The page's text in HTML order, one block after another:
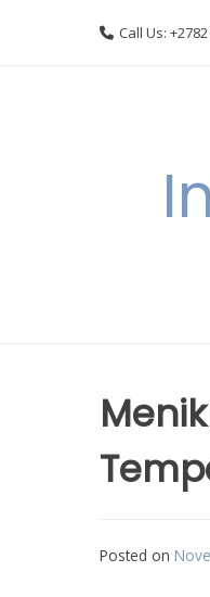
Call Us: +2782
Posted on